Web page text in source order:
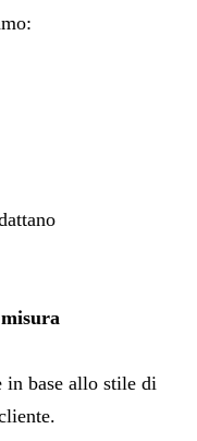
in base allo stile di